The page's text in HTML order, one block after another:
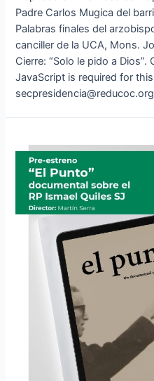
Padre Carlos Mugica del
Palabras finales del
canciller de la UCA, Mons.
Cierre: “Solo le pido a
JavaScript is required for